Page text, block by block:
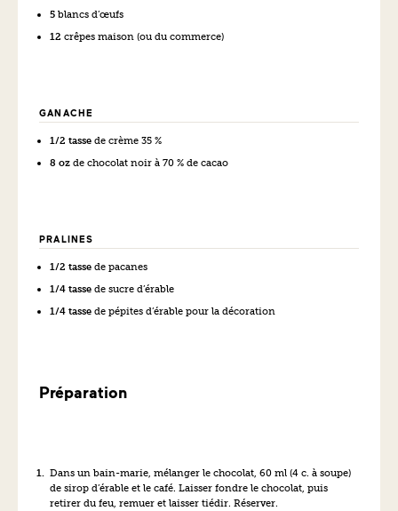
5 blancs d’œufs
12 crêpes maison (ou du commerce)
GANACHE
1/2 tasse de crème 35 %
8 oz de chocolat noir à 70 % de cacao
PRALINES
1/2 tasse de pacanes
1/4 tasse de sucre d’érable
1/4 tasse de pépites d’érable pour la décoration
Préparation
Dans un bain-marie, mélanger le chocolat, 60 ml (4 c. à soupe)
de sirop d’érable et le café. Laisser fondre le chocolat, puis
retirer du feu, remuer et laisser tiédir. Réserver.